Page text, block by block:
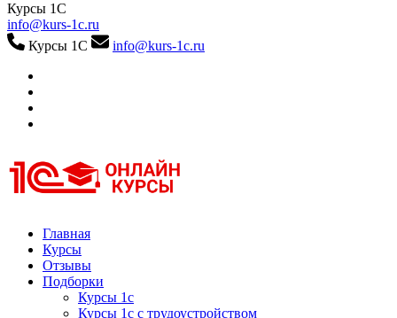
Курсы 1С
info@kurs-1c.ru
Курсы 1С
info@kurs-1c.ru
Курсы 1С
Курсы 1С официальная сертификация
Главная
Курсы
Отзывы
Подборки
Курсы 1с
Курсы 1с с трудоустройством